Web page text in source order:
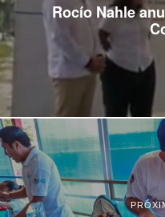
Rocío Nahle